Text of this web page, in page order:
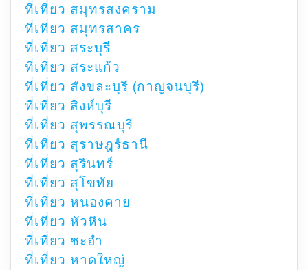
ที่เที่ยว สมุทรสงคราม
ที่เที่ยว สมุทรสาคร
ที่เที่ยว สระบุรี
ที่เที่ยว สระแก้ว
ที่เที่ยว สังขละบุรี (กาญจนบุรี)
ที่เที่ยว สิงห์บุรี
ที่เที่ยว สุพรรณบุรี
ที่เที่ยว สุราษฎร์ธานี
ที่เที่ยว สุรินทร์
ที่เที่ยว สุโขทัย
ที่เที่ยว หนองคาย
ที่เที่ยว หัวหิน
ที่เที่ยว ชะอำ
ที่เที่ยว หาดใหญ่